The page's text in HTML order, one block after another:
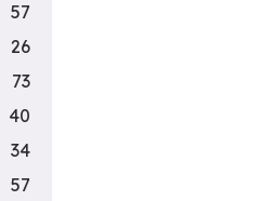
57
26
73
40
34
57